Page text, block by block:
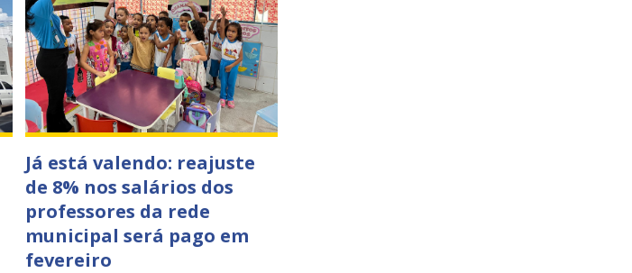
Já está valendo: reajuste
de 8% nos salários dos
professores da rede
municipal será pago em
fevereiro